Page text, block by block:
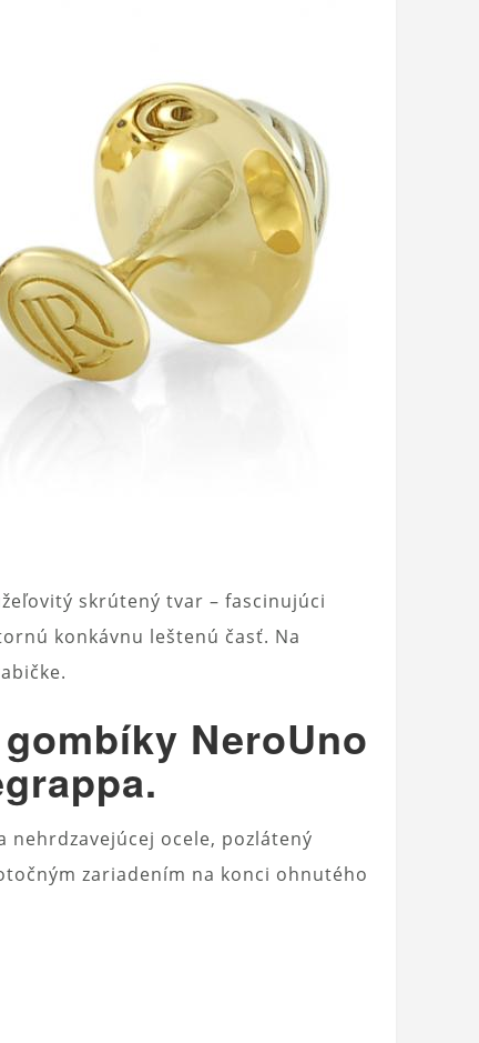
skrútený tvar – fascinujúci
konkávnu leštenú časť. Na
NeroUno
nehrdzavejúcej ocele, pozlátený
zariadením na konci ohnutého